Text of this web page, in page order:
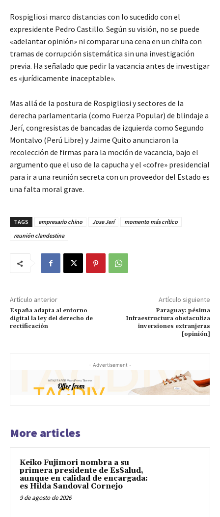
Rospigliosi marco distancias con lo sucedido con el
expresidente Pedro Castillo. Según su visión, no se puede
«adelantar opinión» ni comparar una cena en un chifa con
tramas de corrupción sistemática sin una investigación
previa. Ha señalado que pedir la vacancia antes de investigar
es «jurídicamente inaceptable».
Mas allá de la postura de Rospigliosi y sectores de la
derecha parlamentaria (como Fuerza Popular) de blindaje a
Jerí, congresistas de bancadas de izquierda como Segundo
Montalvo (Perú Libre) y Jaime Quito anunciaron la
recolección de firmas para la moción de vacancia, bajo el
argumento que el uso de la capucha y el «cofre» presidencial
para ir a una reunión secreta con un proveedor del Estado es
una falta moral grave.
TAGS empresario chino Jose Jerí
momento más crítico
reunión clandestina
Artículo anterior
España adapta al entorno
digital la ley del derecho de
rectificación
Artículo siguiente
Paraguay: pésima
Infraestructura obstaculiza
inversiones extranjeras
[opinión]
- Advertisement -
More articles
Keiko Fujimori nombra a su
primera presidente de EsSalud,
aunque en calidad de encargada:
es Hilda Sandoval Cornejo
9 de agosto de 2026